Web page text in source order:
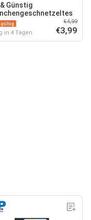
Günstig
in 4 Tagen
€4,99
€3,99